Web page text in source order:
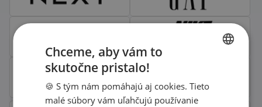
ENGLISH
Chceme, aby vám to
skutočne pristalo!
🍪 S tým nám pomáhajú aj cookies. Tieto
malé súbory vám uľahčujú používanie